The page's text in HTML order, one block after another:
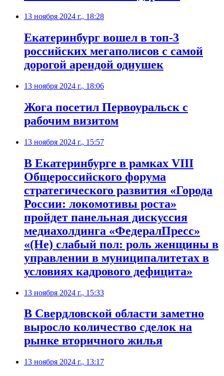
13 ноября 2024 г., 18:28
Екатеринбург вошел в топ-3
российских мегаполисов с самой
дорогой арендой однушек
13 ноября 2024 г., 18:06
Жога посетил Первоуральск с
рабочим визитом
13 ноября 2024 г., 15:57
В Екатеринбурге в рамках VIII
Общероссийского форума
стратегического развития «Города
России: локомотивы роста»
пройдет панельная дискуссия
медиахолдинга «ФедералПресс»
«(Не) слабый пол: роль женщины в
управлении в муниципалитетах в
условиях кадрового дефицита»
13 ноября 2024 г., 15:33
В Свердловской области заметно
выросло количество сделок на
рынке вторичного жилья
13 ноября 2024 г., 13:17